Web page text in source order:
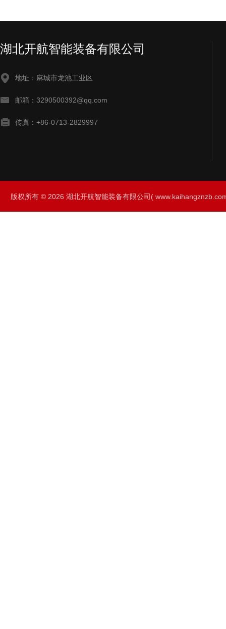
湖北开航智能装备有限公司
地址：麻城市龙池工业区
邮箱：3290500392@qq.com
传真：+86-0713-2829997
版权所有 © 2026 湖北开航智能装备有限公司(